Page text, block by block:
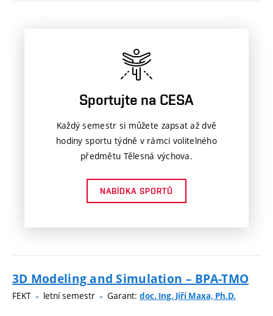
Sportujte na CESA
Každý semestr si můžete zapsat až dvě
hodiny sportu týdně v rámci volitelného
předmětu Tělesná výchova.
NABÍDKA SPORTŮ
3D Modeling and Simulation – BPA-TMO
FEKT letní semestr Garant: doc. Ing. Jiří Maxa, Ph.D.